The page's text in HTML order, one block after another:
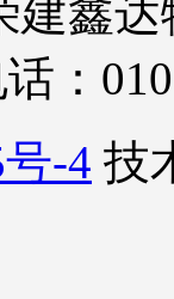
建鑫
：
-4 技